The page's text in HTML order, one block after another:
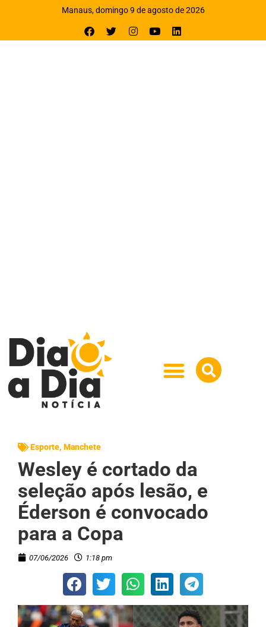
Manaus, domingo 9 de agosto de 2026
Esporte, Manchete
Wesley é cortado da
seleção após lesão, e
Éderson é convocado
para a Copa
07/06/2026 1:18 pm